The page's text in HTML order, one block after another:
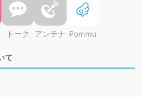
トーク アンテナ Pommu
て